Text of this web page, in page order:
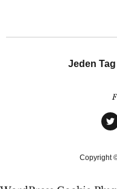
Jeden
Copyright